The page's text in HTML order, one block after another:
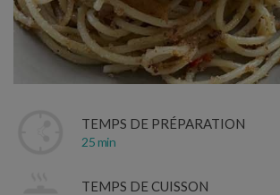
TEMPS DE PRÉPARATION
25 min
TEMPS DE CUISSON